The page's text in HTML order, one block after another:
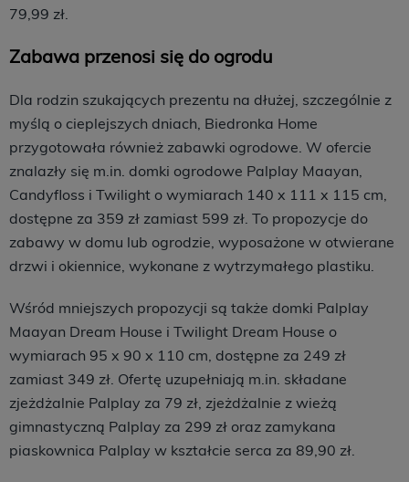
79,99 zł.
Zabawa przenosi się do ogrodu
Dla rodzin szukających prezentu na dłużej, szczególnie z
myślą o cieplejszych dniach, Biedronka Home
przygotowała również zabawki ogrodowe. W ofercie
znalazły się m.in. domki ogrodowe Palplay Maayan,
Candyfloss i Twilight o wymiarach 140 x 111 x 115 cm,
dostępne za 359 zł zamiast 599 zł. To propozycje do
zabawy w domu lub ogrodzie, wyposażone w otwierane
drzwi i okiennice, wykonane z wytrzymałego plastiku.
Wśród mniejszych propozycji są także domki Palplay
Maayan Dream House i Twilight Dream House o
wymiarach 95 x 90 x 110 cm, dostępne za 249 zł
zamiast 349 zł. Ofertę uzupełniają m.in. składane
zjeżdżalnie Palplay za 79 zł, zjeżdżalnie z wieżą
gimnastyczną Palplay za 299 zł oraz zamykana
piaskownica Palplay w kształcie serca za 89,90 zł.